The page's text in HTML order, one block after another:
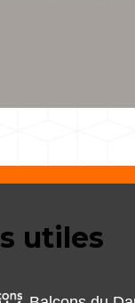
utiles